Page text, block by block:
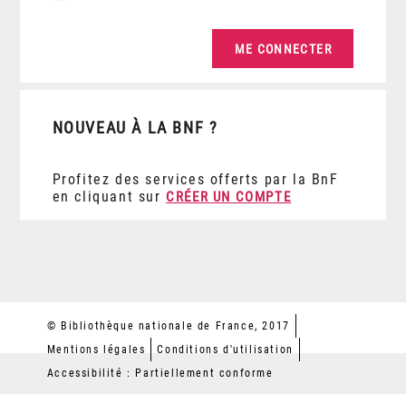
NOUVEAU À LA BNF ?
Profitez des services offerts par la BnF
en cliquant sur CRÉER UN COMPTE
© Bibliothèque nationale de France, 2017
Mentions légales
Conditions d'utilisation
Accessibilité : Partiellement conforme